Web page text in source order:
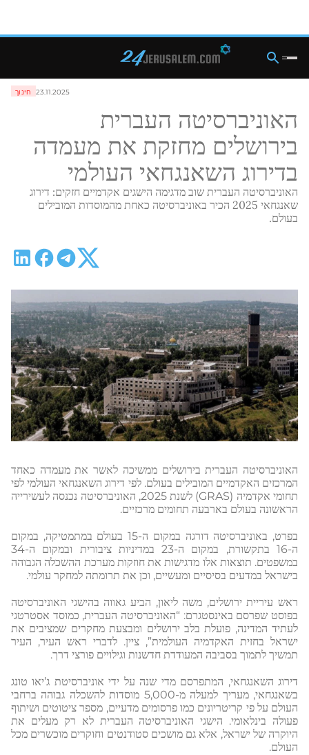
חינוך 23.11.2025
האוניברסיטה העברית
בירושלים מחזקת את מעמדה
בדירוג השאנגחאי העולמי
האוניברסיטה העברית שוב מדגימה הישגים אקדמיים חזקים: דירוג
שאנגחאי 2025 הכיר באוניברסיטה כאחת מהמוסדות המובילים
בעולם.
האוניברסיטה העברית בירושלים ממשיכה לאשר את מעמדה כאחד
המרכזים האקדמיים המובילים בעולם. לפי דירוג השאנגחאי העולמי לפי
תחומי אקדמיה (GRAS) לשנת 2025, האוניברסיטה נכנסה לעשירייה
הראשונה בעולם בארבעה תחומים מרכזיים.
בפרט, באוניברסיטה דורגה במקום ה-15 בעולם במתמטיקה, במקום
ה-16 בתקשורת, במקום ה-23 במדיניות ציבורית ובמקום ה-34
במשפטים. תוצאות אלו מדגישות את חוזקות מערכת ההשכלה הגבוהה
בישראל במדעים בסיסיים ומעשיים, וכן את תרומתה למחקר עולמי.
ראש עיריית ירושלים, משה ליאון, הביע גאווה בהישגי האוניברסיטה
בפוסט שפרסם באינסטגרם: “האוניברסיטה העברית, כמוסד אסטרטגי
לעתיד המדינה, פועלת בלב ירושלים ומבצעת מחקרים שמציבים את
ישראל בחזית האקדמיה העולמית”, ציין. לדברי ראש העיר, העיר
תמשיך לתמוך בסביבה המעודדת חדשנות וגילויים פורצי דרך.
דירוג השאנגחאי, המתפרסם מדי שנה על ידי אוניברסיטת ג’יאו טונג
בשאנגחאי, מעריך למעלה מ-5,000 מוסדות להשכלה גבוהה ברחבי
העולם על פי קריטריונים כמו פרסומים מדעיים, מספר ציטוטים ושיתוף
פעולה בינלאומי. הישגי האוניברסיטה העברית לא רק מעלים את
היוקרה של ישראל, אלא גם מושכים סטודנטים וחוקרים מוכשרים מכל
העולם.